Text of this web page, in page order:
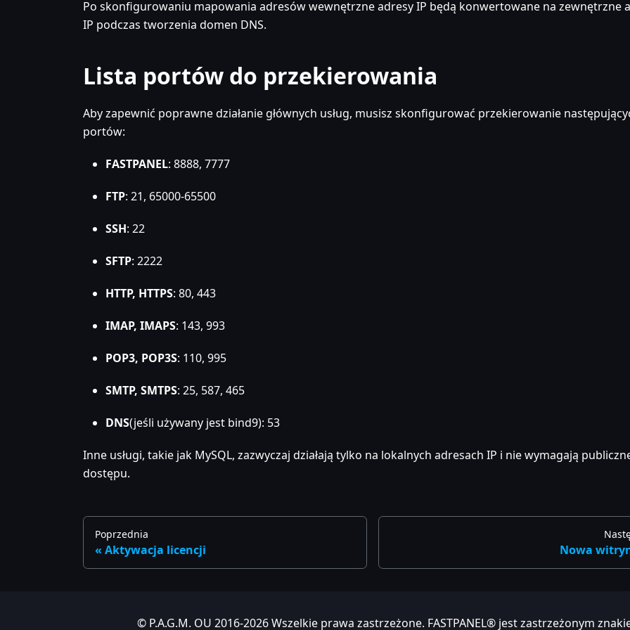
Po skonfigurowaniu mapowania adresów wewnętrzne adresy IP będą konwertowane na zewnętrzne
IP podczas tworzenia domen DNS.
Lista portów do przekierowania
Aby zapewnić poprawne działanie głównych usług, musisz skonfigurować przekierowanie
portów:
FASTPANEL: 8888, 7777
FTP: 21, 65000-65500
SSH: 22
SFTP: 2222
HTTP, HTTPS: 80, 443
IMAP, IMAPS: 143, 993
POP3, POP3S: 110, 995
SMTP, SMTPS: 25, 587, 465
DNS(jeśli używany jest bind9): 53
Inne usługi, takie jak MySQL, zazwyczaj działają tylko na lokalnych adresach IP i nie wymagają
dostępu.
Poprzednia
Aktywacja licencji Nowa
© P.A.G.M. OU 2016-2026 Wszelkie prawa zastrzeżone. FASTPANEL® jest zastrzeżonym